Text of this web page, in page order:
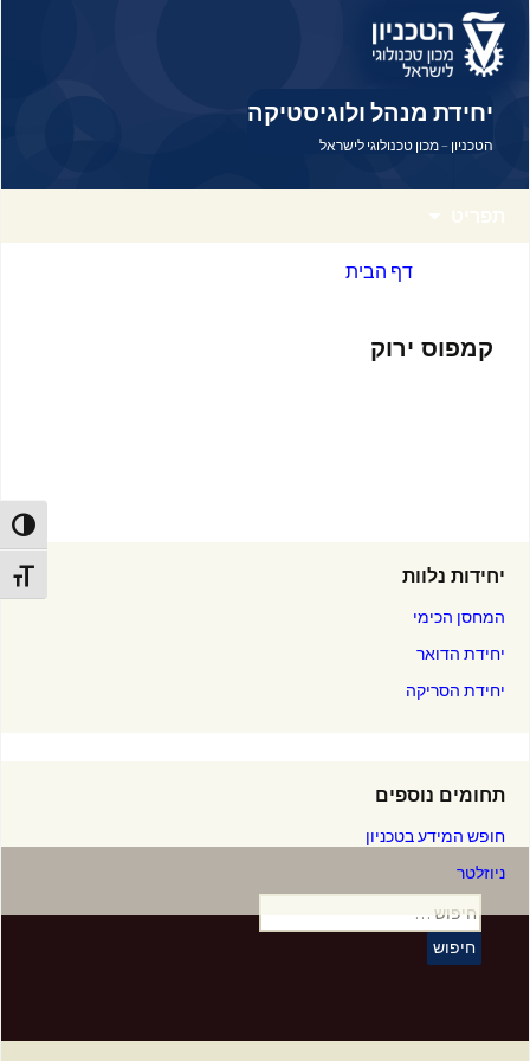
דלג לתוכן
דלג לניווט
מתג
יחידת מנהל ולוגיסטיקה
הטכניון – מכון טכנולוגי לישראל
תפריט
דף הבית
קמפוס ירוק
יחידות נלוות
המחסן הכימי
יחידת הדואר
יחידת הסריקה
תחומים נוספים
חופש המידע בטכניון
ניוזלטר
חיפוש: